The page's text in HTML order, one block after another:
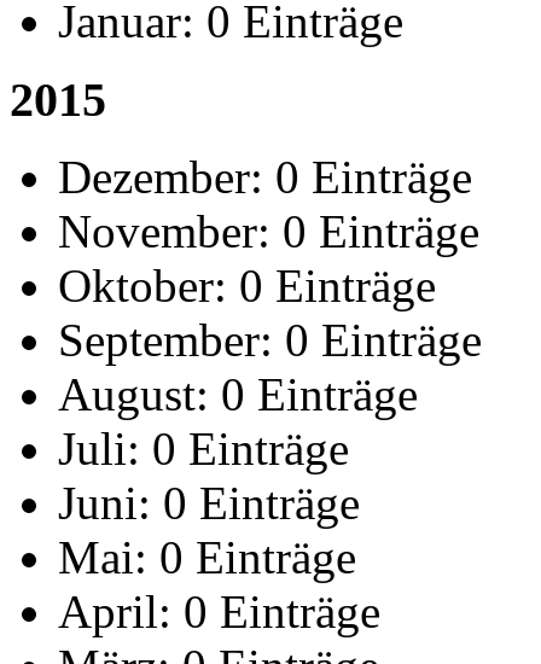
Januar: 0 Einträge
2015
Dezember: 0 Einträge
November: 0 Einträge
Oktober: 0 Einträge
September: 0 Einträge
August: 0 Einträge
Juli: 0 Einträge
Juni: 0 Einträge
Mai: 0 Einträge
April: 0 Einträge